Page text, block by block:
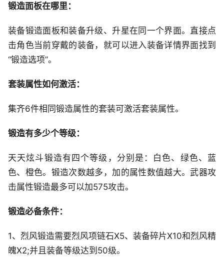
锻造面板在哪里：
装备锻造面板和装备升级、升星在同一个界面。直接点
击角色当前穿戴的装备，就可以进入装备详情界面找到
“锻造选项”。
套装属性如何激活：
集齐6件相同锻造属性的套装可激活套装属性。
锻造有多少个等级：
天天炫斗锻造有四个等级，分别是：白色、绿色、蓝
色、橙色。锻造次数越多，加的属性数值越大。武器攻
击属性锻造最多可以加575攻击。
锻造必备条件：
1、烈风锻造需要烈风项链石X5、装备碎片X10和烈风精
魄X2;并且装备等级达到50级。